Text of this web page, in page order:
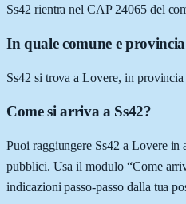
Ss42 rientra nel CAP 24065 del
In quale comune e
Ss42 si trova a Lovere, in
Come si arriva a Ss42?
Puoi raggiungere Ss42 a Lovere
pubblici. Usa il modulo “Come
indicazioni passo-passo dalla tua